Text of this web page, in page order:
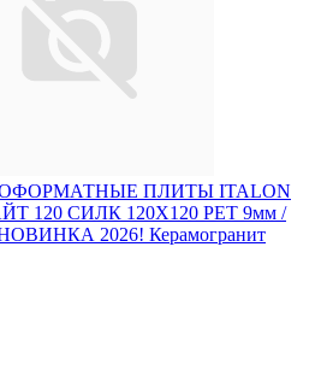
ПЛИТЫ ITALON
120 СИЛК 120Х120 РЕТ 9мм /
2026! Керамогранит